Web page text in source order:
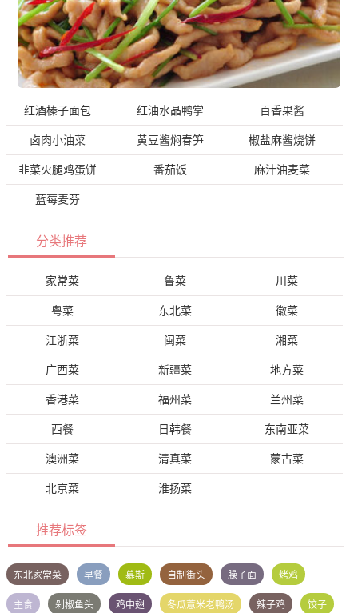
红酒榛子面包 红油水晶鸭掌 百香果酱
卤肉小油菜 黄豆酱焖春笋 椒盐麻酱烧饼
韭菜火腿鸡蛋饼 番茄饭 麻汁油麦菜
蓝莓麦芬
分类推荐
家常菜 鲁菜 川菜
粤菜 东北菜 徽菜
江浙菜 闽菜 湘菜
广西菜 新疆菜 地方菜
香港菜 福州菜 兰州菜
西餐 日韩餐 东南亚菜
澳洲菜 清真菜 蒙古菜
北京菜 淮扬菜
推荐标签
东北家常菜 早餐 慕斯 自制街头 臊子面 烤鸡
主食 剁椒鱼头 鸡中翅 冬瓜薏米老鸭汤 辣子鸡 饺子